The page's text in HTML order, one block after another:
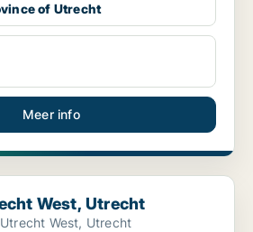
of Utrecht
Meer info
Utrecht
West, Utrecht
West, Utrecht